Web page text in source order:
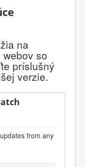
na
so
príslušný
verzie.
from any